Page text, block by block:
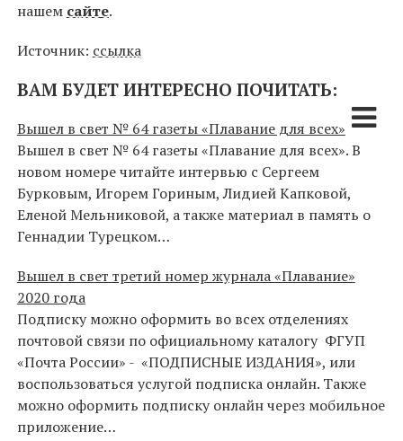
нашем сайте.
Источник: ссылка
ВАМ БУДЕТ ИНТЕРЕСНО ПОЧИТАТЬ:
Вышел в свет № 64 газеты «Плавание для всех»
Вышел в свет № 64 газеты «Плавание для всех». В
новом номере читайте интервью с Сергеем
Бурковым, Игорем Гориным, Лидией Капковой,
Еленой Мельниковой, а также материал в память о
Геннадии Турецком…
Вышел в свет третий номер журнала «Плавание»
2020 года
Подписку можно оформить во всех отделениях
почтовой связи по официальному каталогу ФГУП
«Почта России» - «ПОДПИСНЫЕ ИЗДАНИЯ», или
воспользоваться услугой подписка онлайн. Также
можно оформить подписку онлайн через мобильное
приложение…